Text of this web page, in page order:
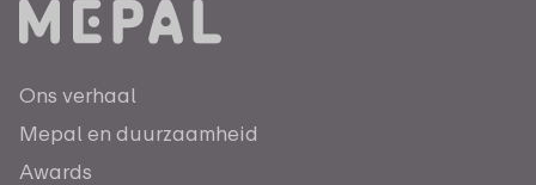
Ons verhaal
Mepal en duurzaamheid
Awards